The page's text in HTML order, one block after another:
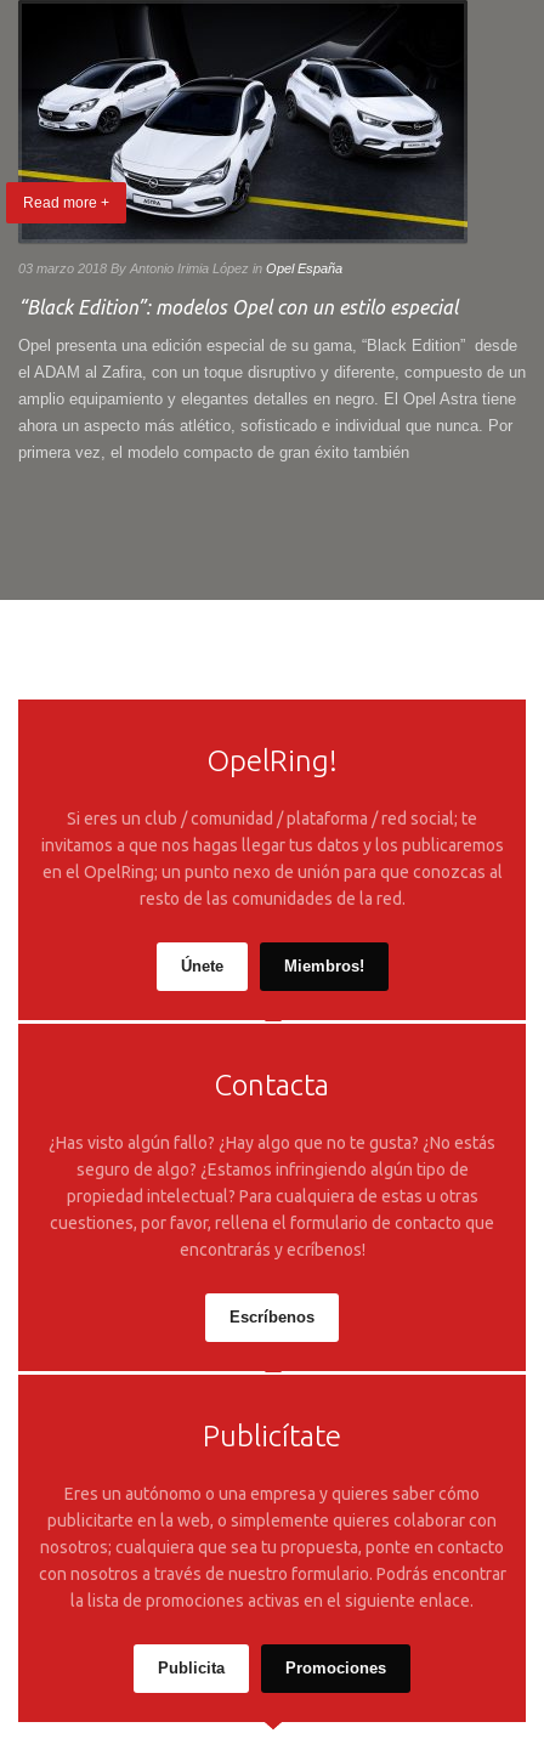
Read more +
03 marzo 2018 By Antonio Irimia López in Opel España
“Black Edition”: modelos Opel con un estilo especial
Opel presenta una edición especial de su gama, “Black Edition” desde
el ADAM al Zafira, con un toque disruptivo y diferente, compuesto de un
amplio equipamiento y elegantes detalles en negro. El Opel Astra tiene
ahora un aspecto más atlético, sofisticado e individual que nunca. Por
primera vez, el modelo compacto de gran éxito también
OpelRing!
Si eres un club / comunidad / plataforma / red social; te
invitamos a que nos hagas llegar tus datos y los publicaremos
en el OpelRing; un punto nexo de unión para que conozcas al
resto de las comunidades de la red.
Únete Miembros!
Contacta
¿Has visto algún fallo? ¿Hay algo que no te gusta? ¿No estás
seguro de algo? ¿Estamos infringiendo algún tipo de
propiedad intelectual? Para cualquiera de estas u otras
cuestiones, por favor, rellena el formulario de contacto que
encontrarás y ecríbenos!
Escríbenos
Publicítate
Eres un autónomo o una empresa y quieres saber cómo
publicitarte en la web, o simplemente quieres colaborar con
nosotros; cualquiera que sea tu propuesta, ponte en contacto
con nosotros a través de nuestro formulario. Podrás encontrar
la lista de promociones activas en el siguiente enlace.
Publicita Promociones